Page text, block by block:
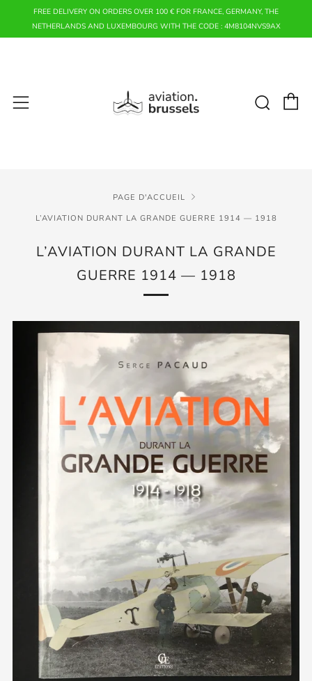
FREE DELIVERY ON ORDERS OVER 100 € FOR FRANCE, GERMANY, THE
NETHERLANDS AND LUXEMBOURG WITH THE CODE : 4M8104NVS9AX
Menu
PAGE D'ACCUEIL
L’AVIATION DURANT LA GRANDE GUERRE 1914 — 1918
L’AVIATION DURANT LA GRANDE
GUERRE 1914 — 1918